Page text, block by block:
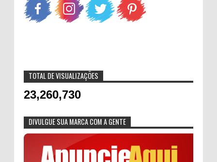
TOTAL DE VISUALIZAÇÕES
23,260,730
DIVULGUE SUA MARCA COM A GENTE